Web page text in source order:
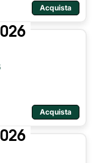
Acquista
Acquista